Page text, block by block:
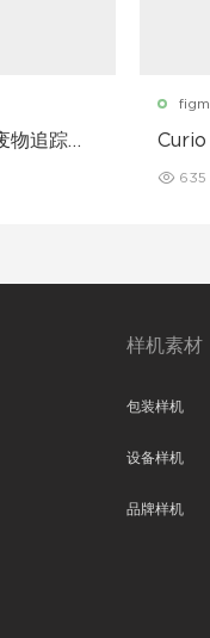
追踪移
Curio
635
样机素材
包装样机
设备样机
品牌样机